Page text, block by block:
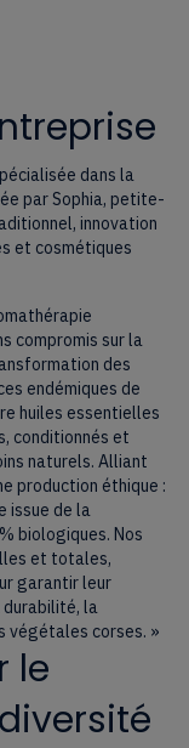
dans la
par Sophia, petite-
innovation
et cosmétiques
compromis sur la
des
endémiques de
huiles essentielles
conditionnés et
naturels. Alliant
production éthique :
issue de la
biologiques. Nos
et totales,
garantir leur
durabilité, la
végétales corses. »
le